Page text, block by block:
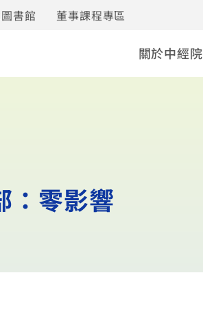
書館 董事課程專區
關於中經院
：零影響